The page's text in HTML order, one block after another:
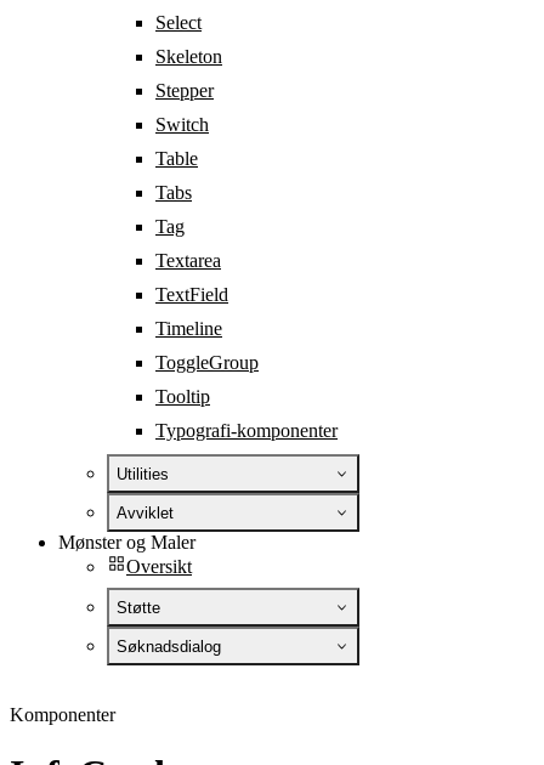
Select
Skeleton
Stepper
Switch
Table
Tabs
Tag
Textarea
TextField
Timeline
ToggleGroup
Tooltip
Typografi-komponenter
Utilities
Avviklet
Mønster og Maler
Oversikt
Støtte
Søknadsdialog
Komponenter